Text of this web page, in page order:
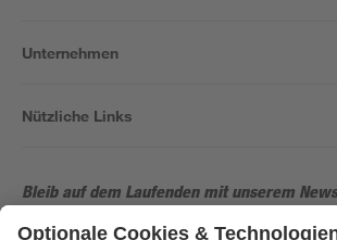
Unternehmen
Nützliche Links
Bleib auf dem Laufenden mit unserem
Der toom Newsletter: Keine Angebote und Aktionen